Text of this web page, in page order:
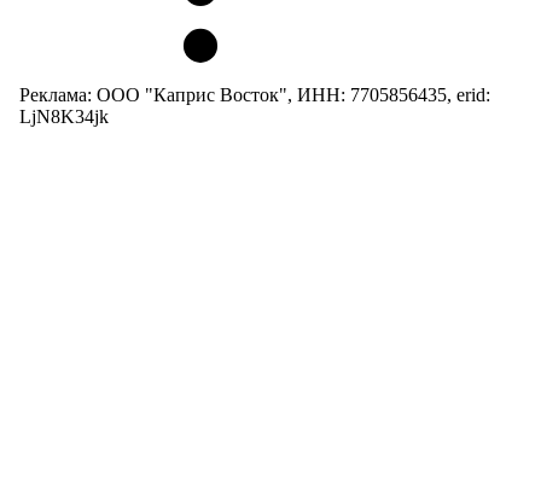
Реклама: ООО "Каприс Восток", ИНН: 7705856435, erid:
LjN8K34jk